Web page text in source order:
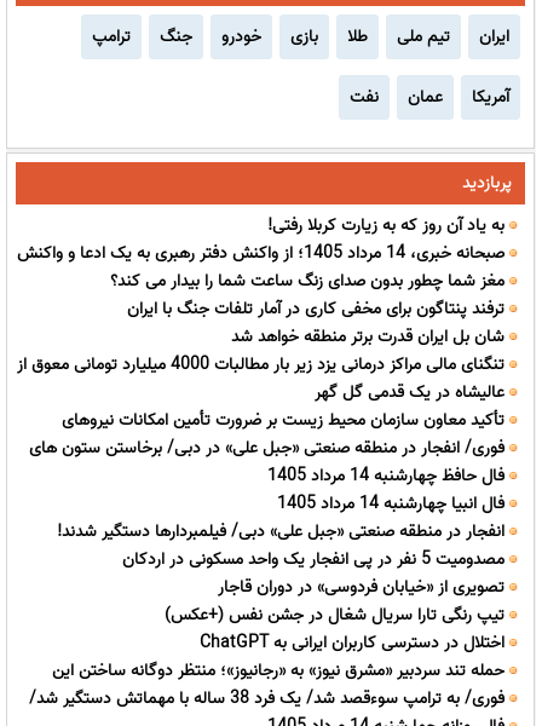
ایران
تیم ملی طلا بازی خودرو جنگ ترامپ
آمریکا عمان نفت
پربازدید
به یاد آن روز که به زیارت کربلا رفتی!
صبحانه خبری، 14 مرداد 1405؛ از واکنش دفتر رهبری به یک ادعا و واکنش
مرداد و گمانه زنی ها درباره آماده سازی یک تفاهم نامه دوم با موضوع تنگه
هرمز به عنوان پیوست تفاهم نامه اول
مغز شما چطور بدون صدای زنگ ساعت شما را بیدار می کند؟
ترفند پنتاگون برای مخفی کاری در آمار تلفات جنگ با ایران
شان بل ایران قدرت برتر منطقه خواهد شد
تنگنای مالی مراکز درمانی یزد زیر بار مطالبات 4000 میلیارد تومانی معوق از
بیمه ها
عالیشاه در یک قدمی گل گهر
تأکید معاون سازمان محیط زیست بر ضرورت تأمین امکانات نیروهای
حفاظتی
فوری/ انفجار در منطقه صنعتی «جبل علی» در دبی/ برخاستن ستون های
عظیم دود/ فضای امنیتی در امارات؛ هرکس فیلم بگیرد، دستگیر می شود
فال حافظ چهارشنبه 14 مرداد 1405
فال انبیا چهارشنبه 14 مرداد 1405
انفجار در منطقه صنعتی «جبل علی» دبی/ فیلمبردارها دستگیر شدند!
مصدومیت 5 نفر در پی انفجار یک واحد مسکونی در اردکان
تصویری از «خیابان فردوسی» در دوران قاجار
تیپ رنگی تارا سریال شغال در جشن نفس (+عکس)
اختلال در دسترسی کاربران ایرانی به ChatGPT
حمله تند سردبیر «مشرق نیوز» به «رجانیوز»؛ منتظر دوگانه ساختن این
جماعت کذاب بین «رهبر انقلاب» با «دفتر رهبر انقلاب» باشید!
فوری/ به ترامپ سوءقصد شد/ یک فرد 38 ساله با مهماتش دستگیر شد/